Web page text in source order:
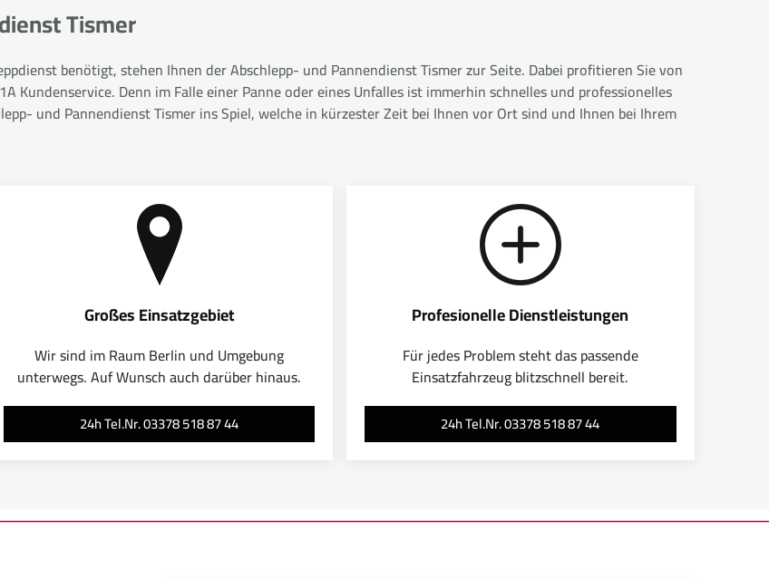
Tismer
benötigt, stehen Ihnen der Abschlepp- und Pannendienst Tismer zur Seite. Dabei profitieren Sie von
Denn im Falle einer Panne oder eines Unfalles ist immerhin schnelles und professionelles
und Pannendienst Tismer ins Spiel, welche in kürzester Zeit bei Ihnen vor Ort sind und Ihnen bei Ihrem
Großes Einsatzgebiet
Wir sind im Raum Berlin und Umgebung
unterwegs. Auf Wunsch auch darüber hinaus.
24h Tel.Nr. 03378 518 87 44
Profesionelle Dienstleistungen
Für jedes Problem steht das passende
Einsatzfahrzeug blitzschnell bereit.
24h Tel.Nr. 03378 518 87 44